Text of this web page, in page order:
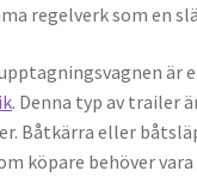
regelverk som en
. Denna typ av trailer
Båtkärra eller
köpare behöver